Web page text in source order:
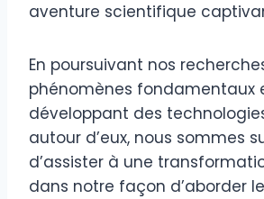
aventure scientifique
En poursuivant nos
phénomènes fondamentaux
développant des
autour d’eux, nous sommes
d’assister à une
dans notre façon d’aborder